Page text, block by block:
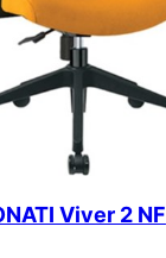
Viver 2 NF